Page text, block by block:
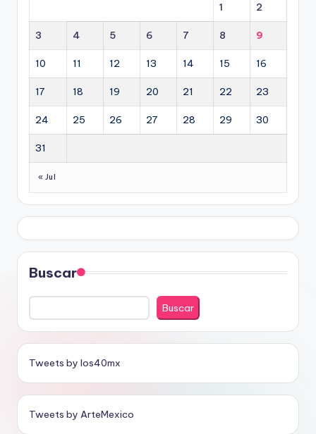
1 2
3 4 5 6 7 8 9
10 11 12 13 14 15 16
17 18 19 20 21 22 23
24 25 26 27 28 29 30
31
« Jul
Buscar
Buscar
Tweets by los40mx
Tweets by ArteMexico